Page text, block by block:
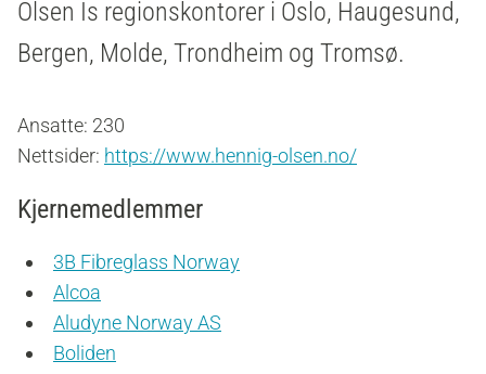
Olsen Is regionskontorer i Oslo, Haugesund,
Bergen, Molde, Trondheim og Tromsø.
Ansatte: 230
Nettsider: https://www.hennig-olsen.no/
Kjernemedlemmer
3B Fibreglass Norway
Alcoa
Aludyne Norway AS
Boliden